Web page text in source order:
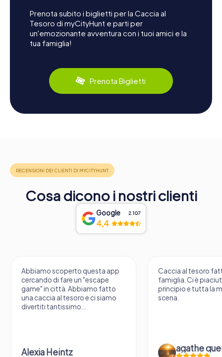
Prenota subito i biglietti per la Caccia al
Tesoro di myCityHunt e parti per
un'emozionante avventura con i tuoi amici e la
tua famiglia!
Prenota Biglietti
Cosa dicono i nostri clienti
Google 2.107
4,4
Abbiamo scoperto questa app
cercando di fare un "escape
game" in città. Abbiamo fatto
una caccia al tesoro e ci siamo
divertiti tantissimo...
Alexia Heintz
Caccia al tesoro
famiglia. Ci è
principio e tutta la
scena.
agathe